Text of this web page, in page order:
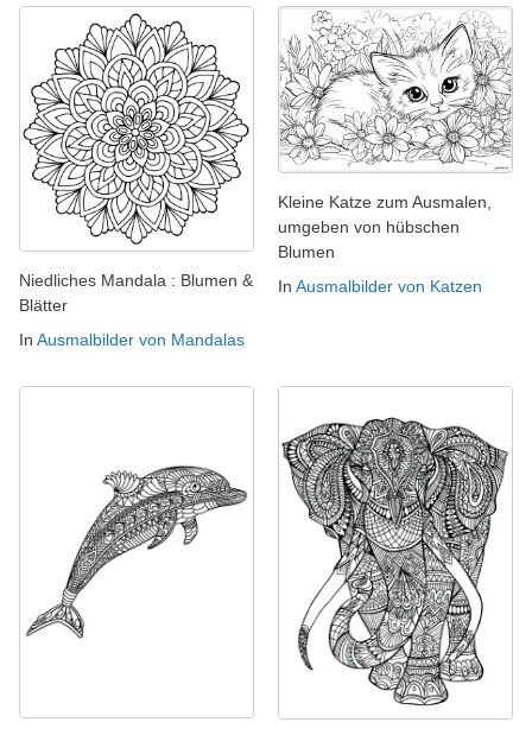
Niedliches Mandala : Blumen &
Blätter
In Ausmalbilder von Mandalas
Kleine Katze zum Ausmalen,
umgeben von hübschen
Blumen
In Ausmalbilder von Katzen